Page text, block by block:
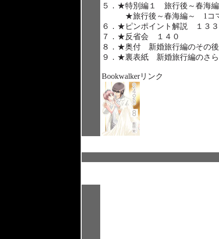
５．★特別編１ 旅行後～春海
★旅行後～春海編～ 1コ
６．★ピンポイント解説 １３３
７．★反省会 １４０
８．★奥付 新婚旅行編のその
９．★裏表紙 新婚旅行編のさ
Bookwalkerリンク